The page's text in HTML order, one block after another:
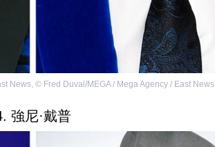
News, © Fred Duval/MEGA / Mega Agency / East News
強尼·戴普